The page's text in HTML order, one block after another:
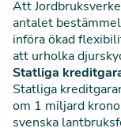
Att
antalet
införa ökad
att urholka
Statliga
Statliga
om 1 miljard
svenska